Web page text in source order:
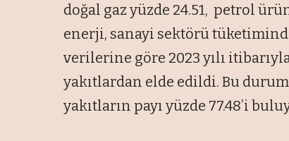
doğal gaz yüzde 24.51, petrol
enerji, sanayi sektörü
verilerine göre 2023 yılı
yakıtlardan elde edildi. Bu
yakıtların payı yüzde 77.48’i